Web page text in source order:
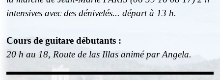
intensives avec des dénivelés... départ à 13 h.
Cours de guitare débutants :
20 h au 18, Route de las Illas animé par Angela.